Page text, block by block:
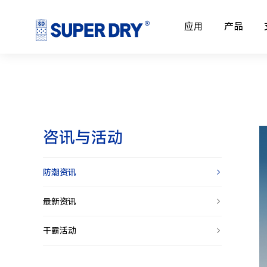
应用 产品
咨讯与活动
防潮资讯
最新资讯
干霸活动